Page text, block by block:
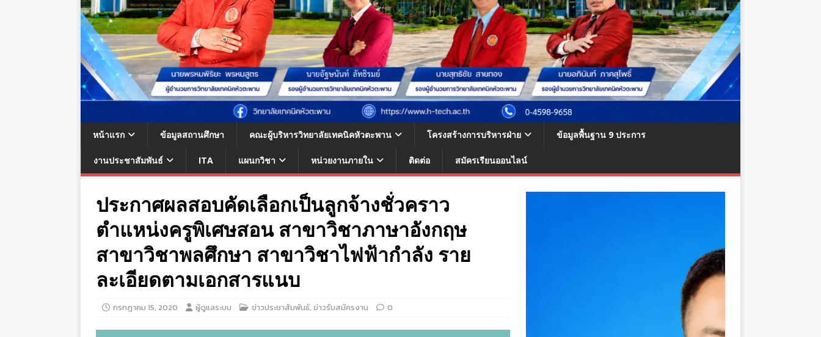
หน้าแรก ข้อมูลสถานศึกษา คณะผู้บริหารวิทยาลัยเทคนิคหัวตะพาน โครงสร้างการบริหารฝ่าย ข้อมูลพื้นฐาน 9 ประการ
งานประชาสัมพันธ์ ITA แผนกวิชา หน่วยงานภายใน ติดต่อ สมัครเรียนออนไลน์
ประกาศผลสอบคัดเลือกเป็นลูกจ้างชั่วคราว
ตำแหน่งครูพิเศษสอน สาขาวิชาภาษาอังกฤษ
สาขาวิชาพลศึกษา สาขาวิชาไฟฟ้ากำลัง ราย
ละเอียดตามเอกสารแนบ
กรกฎาคม 15, 2020 ผู้ดูแลระบบ ข่าวประชาสัมพันธ์, ข่าวรับสมัครงาน 0